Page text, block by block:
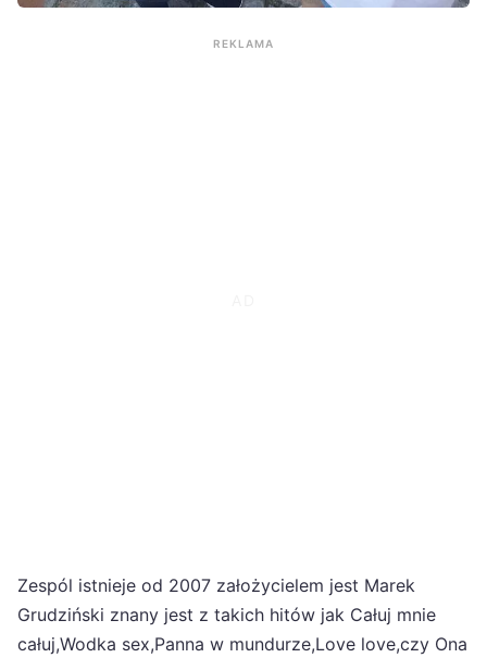
REKLAMA
Zespól istnieje od 2007 założycielem jest Marek
Grudziński znany jest z takich hitów jak Całuj mnie
całuj,Wodka sex,Panna w mundurze,Love love,czy Ona